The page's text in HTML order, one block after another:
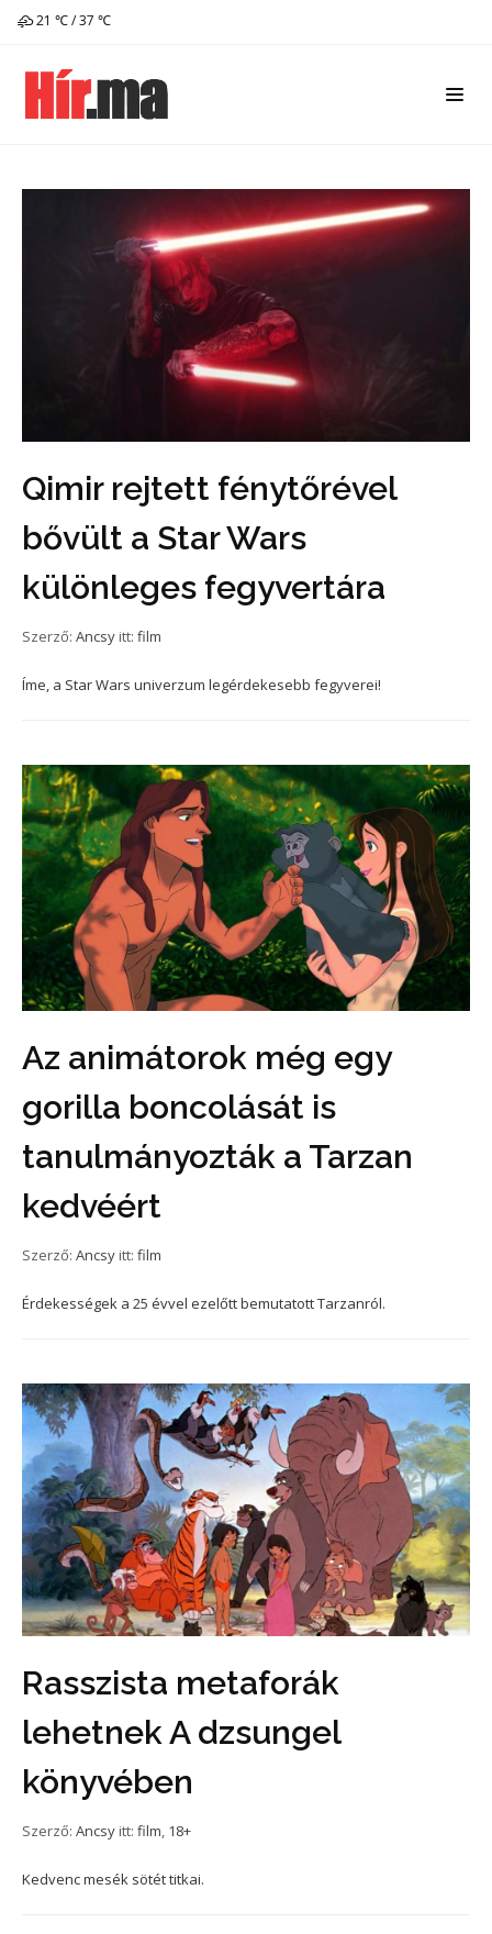
21 ℃ / 37 ℃
Qimir rejtett fénytőrével
bővült a Star Wars
különleges fegyvertára
Szerző: Ancsy itt: film
Íme, a Star Wars univerzum legérdekesebb fegyverei!
Az animátorok még egy
gorilla boncolását is
tanulmányozták a Tarzan
kedvéért
Szerző: Ancsy itt: film
Érdekességek a 25 évvel ezelőtt bemutatott Tarzanról.
Rasszista metaforák
lehetnek A dzsungel
könyvében
Szerző: Ancsy itt: film 18+
Kedvenc mesék sötét titkai.